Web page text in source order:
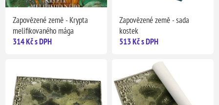
Zapovězené země - Krypta
melifikovaného mága
314 Kč s DPH
Zapovězené země - sada
kostek
513 Kč s DPH